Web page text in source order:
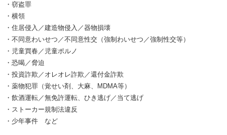
・窃盗罪
・横領
・住居侵入／建造物侵入／器物損壊
・不同意わいせつ／不同意性交（強制わいせつ／強制性交等）
・児童買春／児童ポルノ
・恐喝／脅迫
・投資詐欺／オレオレ詐欺／還付金詐欺
・薬物犯罪（覚せい剤、大麻、MDMA等）
・飲酒運転／無免許運転、ひき逃げ／当て逃げ
・ストーカー規制法違反
・少年事件 など